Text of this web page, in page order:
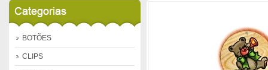
BOTÕES
CLIPS